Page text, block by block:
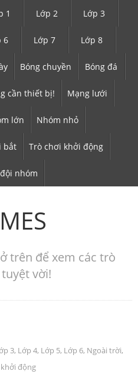
1 Lớp 2 Lớp 3
6 Lớp 7 Lớp 8
Bóng chuyền Bóng đá
cần thiết bị! Mạng lưới
lớn Nhóm nhỏ
bắt Trò chơi khởi động
nhóm
trên để xem các trò
vời!
3, Lớp 4, Lớp 5, Lớp 6, Ngoài trời,
động